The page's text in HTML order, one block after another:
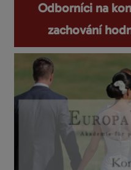
Odborníci na
zachování